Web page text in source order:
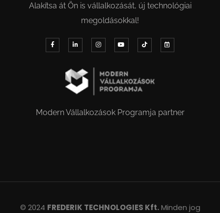
Alakítsa át Ön is vállalkozását, új technológiai
megoldásokkal!
Modern Vállalkozások Programja partner
© 2024 FREDERIK TECHNOLOGIES Kft.Minden jog